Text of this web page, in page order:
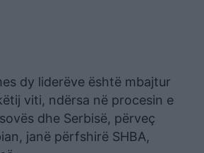
dy liderëve është mbajtur
viti, ndërsa në procesin e
dhe Serbisë, përveç
janë përfshirë SHBA,